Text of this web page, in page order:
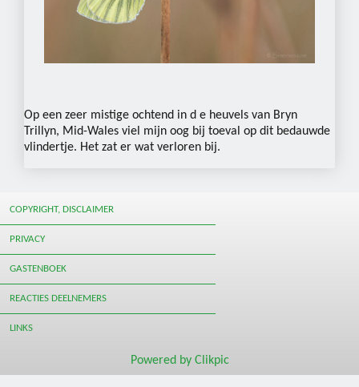
Op een zeer mistige ochtend in d e heuvels van Bryn
Trillyn, Mid-Wales viel mijn oog bij toeval op dit bedauwde
vlindertje. Het zat er wat verloren bij.
COPYRIGHT, DISCLAIMER
PRIVACY
GASTENBOEK
REACTIES DEELNEMERS
LINKS
Powered by Clikpic